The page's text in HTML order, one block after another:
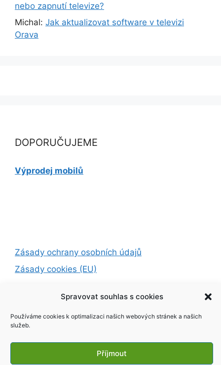
nebo zapnutí televize?
Michal: Jak aktualizovat software v televizi
Orava
DOPORUČUJEME
Výprodej mobilů
Zásady ochrany osobních údajů
Zásady cookies (EU)
Spravovat souhlas s cookies
Používáme cookies k optimalizaci našich webových stránek a našich
služeb.
Příjmout